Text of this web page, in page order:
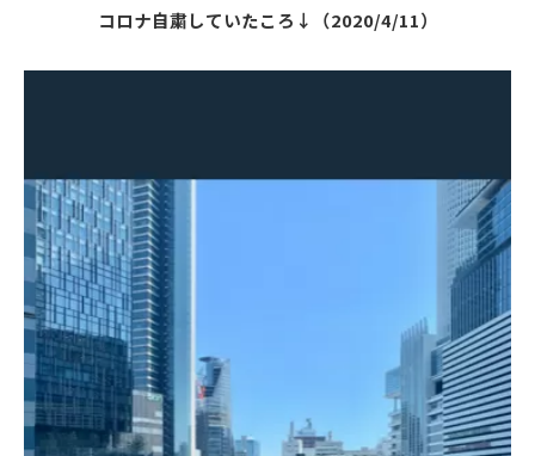
コロナ自粛していたころ↓（2020/4/11）